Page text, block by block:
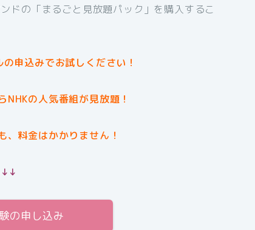
ドの「まるごと見放題パック」を購入するこ
申込みでお試しください！
NHKの人気番組が見放題！
、料金はかかりません！
の申し込み